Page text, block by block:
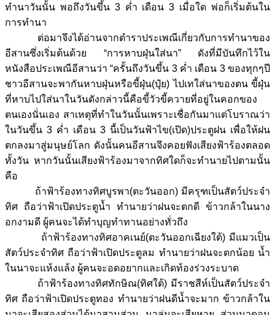
ทำนาวันนั้น พอถึงวันขึ้น 3 ค่ำ เดือน 3 เมื่อใด พ่อก็เริ่มต้นใน
การทำนา
ต่อมาจึงได้อ่านจากตำราประเพณีเกี่ยวกับการทำนาของ
อีสานซึ่งเริ่มต้นด้วย “การหาบฝุ่นใส่นา” ดังที่มีบันทึกไว้ใน
หนังสือประเพณีอีสานว่า “ครั้นถึงวันขึ้น 3 ค่ำ เดือน 3 ของทุกๆปี
ชาวอีสานจะพากันหาบฝุ่นหรือขี้ฝุ่น(ปุ๋ย) ไปเทใส่นาของตน ขี้ฝุ่น
ที่หาบไปใส่นาในวันดังกล่าวนี้คือขี้วัวขี้ควายที่อยู่ในคอกของ
ตนเองนั่นเอง สาเหตุที่ทำในวันนั้นเพราะเชื่อกันมาแต่โบราณว่า
ในวันขึ้น 3 ค่ำ เดือน 3 นี้เป็นวันฟ้าไข(เปิด)ประตูฝน เพื่อให้ฝน
ตกลงมาสู่มนุษย์โลก ดังนั้นคนอีสานจึงคอยฟังเสียงฟ้าร้องตลอด
ทั้งวัน หากวันนั้นเสียงฟ้าร้องมาจากทิศใดก็จะทำนายไปตามนั้น
คือ
ถ้าฟ้าร้องทางทิศบูรพา(ตะวันออก) มีครุฑเป็นสัตว์ประจำ
ทิศ ถือว่าฟ้าเปิดประตูน้ำ ทำนายว่าฝนจะตกดี ข้าวกล้าในนาง
อกงามดี ผู้คนจะได้ทำบุญทำทานอย่างทั่วถึง
ถ้าฟ้าร้องทางทิศอาคเนย์(ตะวันออกเฉียงใต้) มีแมวเป็น
สัตว์ประจำทิศ ถือว่าฟ้าเปิดประตูลม ทำนายว่าฝนจะตกน้อย น้ำ
ในนาจะแห้งแล้ง ผู้คนจะอดอยากและเกิดท้องร่วงระบาด
ถ้าฟ้าร้องทางทิศทักษิณ(ทิศใต้) มีราชสีห์เป็นสัตว์ประจำ
ทิศ ถือว่าฟ้าเปิดประตูทอง ทำนายว่าฝนดีน้ำจะมาก ข้าวกล้าใน